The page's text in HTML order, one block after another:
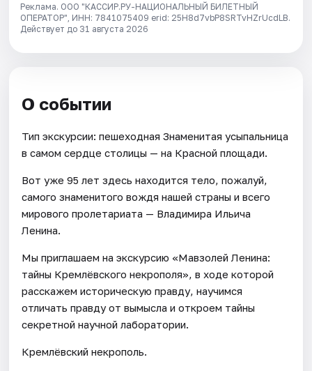
Реклама. ООО "КАССИР.РУ-НАЦИОНАЛЬНЫЙ БИЛЕТНЫЙ
ОПЕРАТОР", ИНН: 7841075409 erid: 25H8d7vbP8SRTvHZrUcdLB.
Действует до 31 августа 2026
О событии
Тип экскурсии: пешеходная Знаменитая усыпальница
в самом сердце столицы — на Красной площади.
Вот уже 95 лет здесь находится тело, пожалуй,
самого знаменитого вождя нашей страны и всего
мирового пролетариата — Владимира Ильича
Ленина.
Мы приглашаем на экскурсию «Мавзолей Ленина:
тайны Кремлёвского некрополя», в ходе которой
расскажем историческую правду, научимся
отличать правду от вымысла и откроем тайны
секретной научной лаборатории.
Кремлёвский некрополь.